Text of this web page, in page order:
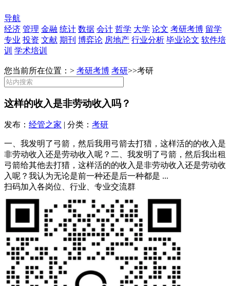
导航
经济 管理 金融 统计 数据 会计 哲学 大学 论文 考研考博 留学
专业 投资 文献 期刊 博弈论 房地产 行业分析 毕业论文 软件培
训 学术培训
您当前所在位置：> 考研考博 考研>>考研
这样的收入是非劳动收入吗？
发布： 经管之家 | 分类： 考研
一、我发明了弓箭，然后我用弓箭去打猎，这样活的的收入是
非劳动收入还是劳动收入呢？二、我发明了弓箭，然后我出租
弓箭给其他去打猎，这样活的的收入是非劳动收入还是劳动收
入呢？我认为无论是前一种还是后一种都是 ...
扫码加入各岗位、行业、专业交流群